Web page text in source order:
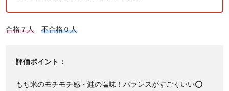
合格７人 不合格０人
評価ポイント：
もち米のモチモチ感・鮭の塩味！バランスがすごくいい⭕